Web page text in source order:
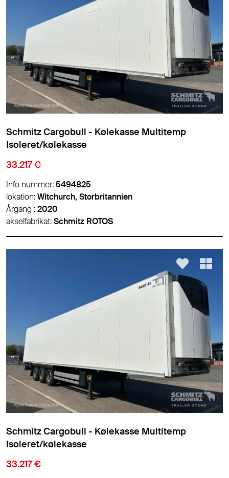
Schmitz Cargobull - Kølekasse Multitemp
Isoleret/kølekasse
33.217 €
Info nummer:5494825
lokation:Witchurch, Storbritannien
Årgang :2020
akselfabrikat:Schmitz ROTOS
Schmitz Cargobull - Kølekasse Multitemp
Isoleret/kølekasse
33.217 €